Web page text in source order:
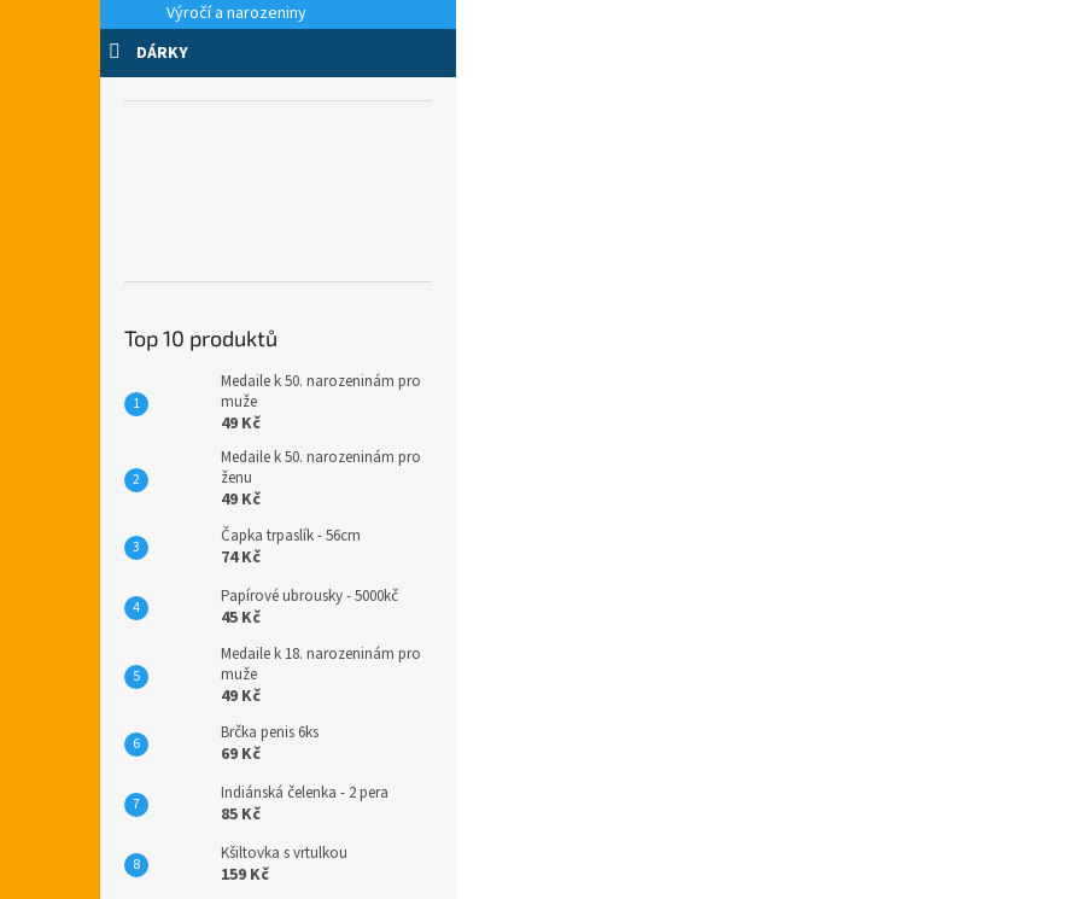
Výročí a narozeniny
DÁRKY
Top 10 produktů
Medaile k 50. narozeninám pro
muže
49 Kč
Medaile k 50. narozeninám pro
ženu
49 Kč
Čapka trpaslík - 56cm
74 Kč
Papírové ubrousky - 5000kč
45 Kč
Medaile k 18. narozeninám pro
muže
49 Kč
Brčka penis 6ks
69 Kč
Indiánská čelenka - 2 pera
85 Kč
Kšiltovka s vrtulkou
159 Kč